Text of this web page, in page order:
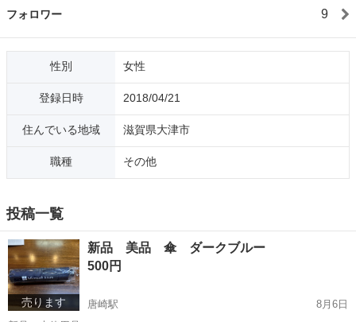
フォロワー 9
性別 女性
登録日時 2018/04/21
住んでいる地域 滋賀県大津市
職種 その他
投稿一覧
売ります
新品 美品 傘 ダークブルー
500円
唐崎駅
8月6日